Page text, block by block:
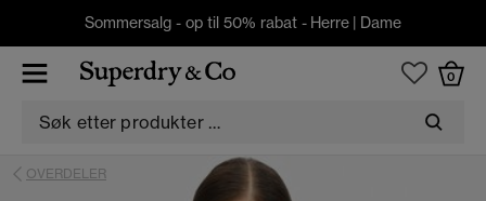
Sommersalg - op til 50% rabat - Herre | Dame
0
OVERDELER